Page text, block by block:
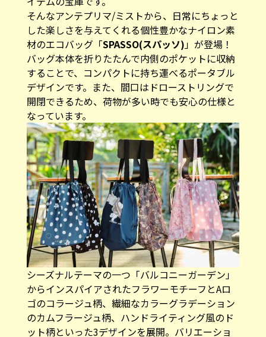
そんなアンテプリマ/ミストから、日常にちょっと
した楽しさを与えてくれる個性豊かなナイロン素
材のエコバッグ「SPASSO(スパッソ)」が登場！
バッグ本体を折りたたんで内側のポケットに収納
することで、コンパクトに持ち運べるポータブル
デザインです。また、間口はドローストリングで
開閉できるため、荷物が多い時でも安心の仕様と
なっています。
シーズナルテーマの一つ「バルコニーガーデン」
からインスパイアされたフラワーモチーフとAロ
ゴのコラージュ柄、繊細なカラーグラデーション
のカムフラージュ柄、ハンドライティング風のド
ット柄といった3デザインを展開。バリエーショ